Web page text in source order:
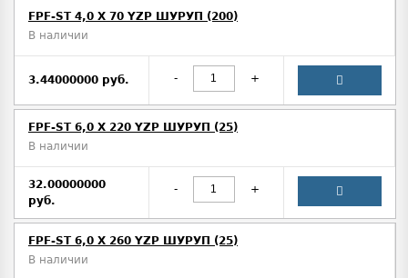
FPF-ST 4,0 X 70 YZP ШУРУП (200)
В наличии
3.44000000 руб. - +
FPF-ST 6,0 X 220 YZP ШУРУП (25)
В наличии
32.00000000
руб.
- +
FPF-ST 6,0 X 260 YZP ШУРУП (25)
В наличии